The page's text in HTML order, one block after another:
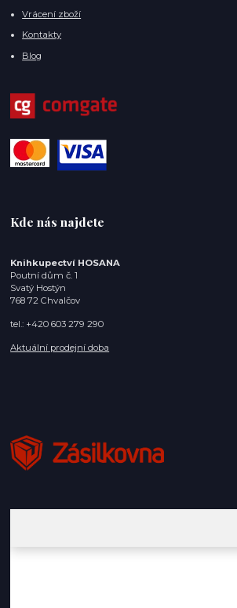
Vrácení zboží
Kontakty
Blog
Kde nás najdete
Knihkupectví HOSANA
Poutní dům č. 1
Svatý Hostýn
768 72 Chvalčov
tel.: +420 603 279 290
Aktuální prodejní doba